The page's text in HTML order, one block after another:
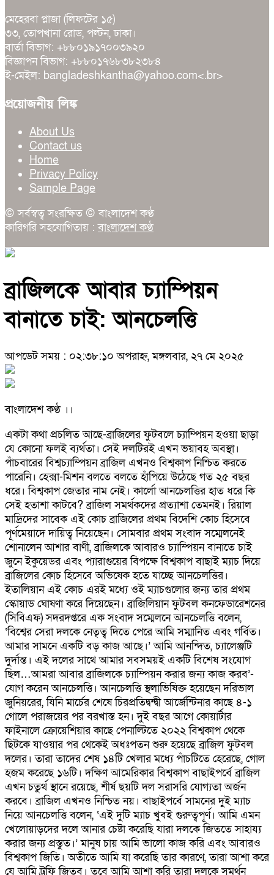
মেহেরবা প্লাজা (লিফটের ১৫)
৩৩, তোপখানা রোড, পল্টন, ঢাকা।
বার্তা বিভাগ: +৮৮০১৯১৭০০৩৯২০
বিজ্ঞাপন বিভাগ: +৮৮০১৭৬৮৩৮২৩৮৪
ই-মেইল: bangladeshkantha@yahoo.com<.br>
প্রয়োজনীয় লিঙ্ক
About Us
Contact us
Home
Privacy Policy
Sample Page
© সর্বস্বত্ব সংরক্ষিত © বাংলাদেশ কণ্ঠ
কারিগরি সহযোগিতায় :বাংলাদেশ কণ্ঠ
ব্রাজিলকে আবার চ্যাম্পিয়ন
বানাতে চাই: আনচেলত্তি
আপডেট সময় : ০২:৩৮:১০ অপরাহ্ন, মঙ্গলবার, ২৭ মে ২০২৫
বাংলাদেশ কণ্ঠ ।।
একটা কথা প্রচলিত আছে-ব্রাজিলের ফুটবলে চ্যাম্পিয়ন হওয়া ছাড়া
যে কোনো ফলই ব্যর্থতা। সেই দলটিরই এখন ভয়াবহ অবস্থা।
পাঁচবারের বিশ্বচ্যাম্পিয়ন ব্রাজিল এখনও বিশ্বকাপ নিশ্চিত করতে
পারেনি। হেক্সা-মিশন বলতে বলতে হাঁপিয়ে উঠেছে গত ২৫ বছর
ধরে। বিশ্বকাপ জেতার নাম নেই। কার্লো আনচেলত্তির হাত ধরে কি
সেই হতাশা কাটবে? ব্রাজিল সমর্থকদের প্রত্যাশা তেমনই। রিয়াল
মাদ্রিদের সাবেক এই কোচ ব্রাজিলের প্রথম বিদেশি কোচ হিসেবে
পূর্ণমেয়াদে দায়িত্ব নিয়েছেন। সোমবার প্রথম সংবাদ সম্মেলনেই
শোনালেন আশার বাণী, ব্রাজিলকে আবারও চ্যাম্পিয়ন বানাতে চাই
জুনে ইকুয়েডর এবং প্যারাগুয়ের বিপক্ষে বিশ্বকাপ বাছাই ম্যাচ দিয়ে
ব্রাজিলের কোচ হিসেবে অভিষেক হতে যাচ্ছে আনচেলত্তির।
ইতালিয়ান এই কোচ এরই মধ্যে ওই ম্যাচগুলোর জন্য তার প্রথম
স্কোয়াড ঘোষণা করে দিয়েছেন। ব্রাজিলিয়ান ফুটবল কনফেডারেশনের
(সিবিএফ) সদরদপ্তরে এক সংবাদ সম্মেলনে আনচেলত্তি বলেন,
‘বিশ্বের সেরা দলকে নেতৃত্ব দিতে পেরে আমি সম্মানিত এবং গর্বিত।
আমার সামনে একটি বড় কাজ আছে।’ আমি আনন্দিত, চ্যালেঞ্জটি
দুর্দান্ত। এই দলের সাথে আমার সবসময়ই একটি বিশেষ সংযোগ
ছিল…আমরা আবার ব্রাজিলকে চ্যাম্পিয়ন করার জন্য কাজ করব’-
যোগ করেন আনচেলত্তি। আনচেলত্তি স্থলাভিষিক্ত হয়েছেন দরিভাল
জুনিয়রের, যিনি মার্চের শেষে চিরপ্রতিদ্বন্দ্বী আর্জেন্টিনার কাছে ৪-১
গোলে পরাজয়ের পর বরখাস্ত হন। দুই বছর আগে কোয়ার্টার
ফাইনালে ক্রোয়েশিয়ার কাছে পেনাল্টিতে ২০২২ বিশ্বকাপ থেকে
ছিটকে যাওয়ার পর থেকেই অধঃপতন শুরু হয়েছে ব্রাজিল ফুটবল
দলের। তারা তাদের শেষ ১৪টি খেলার মধ্যে পাঁচটিতে হেরেছে, গোল
হজম করেছে ১৬টি। দক্ষিণ আমেরিকার বিশ্বকাপ বাছাইপর্বে ব্রাজিল
এখন চতুর্থ স্থানে রয়েছে, শীর্ষ ছয়টি দল সরাসরি যোগ্যতা অর্জন
করবে। ব্রাজিল এখনও নিশ্চিত নয়। বাছাইপর্বে সামনের দুই ম্যাচ
নিয়ে আনচেলত্তি বলেন, ‘এই দুটি ম্যাচ খুবই গুরুত্বপূর্ণ। আমি এমন
খেলোয়াড়দের দলে আনার চেষ্টা করেছি যারা দলকে জিততে সাহায্য
করার জন্য প্রস্তুত।’ মানুষ চায় আমি ভালো কাজ করি এবং আবারও
বিশ্বকাপ জিতি। অতীতে আমি যা করেছি তার কারণে, তারা আশা করে
যে আমি ট্রফি জিতব। তবে আমি আশা করি তারা দলকে সমর্থন